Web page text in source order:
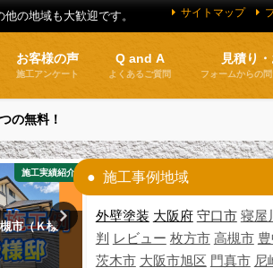
の地域も大歓迎です。 サイトマップ
お客様の声
施工アンケート
Q and A
よくあるご質問
見積り
フォームからの
の無料！
施工実績紹介
市（Ｋ様
お客様の声 守口市（Ｍ様邸）
施工事例地域
外壁塗装 大阪府 守口市 寝屋
判
レビュー 枚方市 高槻市
茨木市 大阪市旭区 門真市 尼